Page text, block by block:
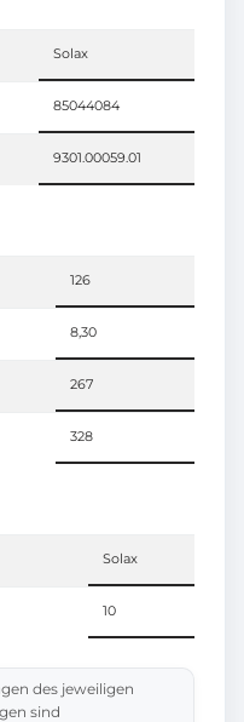
Solax
85044084
9301.00059.01
126
8,30
267
328
Solax
10
des jeweiligen
sind